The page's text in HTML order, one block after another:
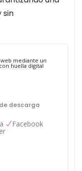
sin
mediante un
huella digital
descarga
Facebook